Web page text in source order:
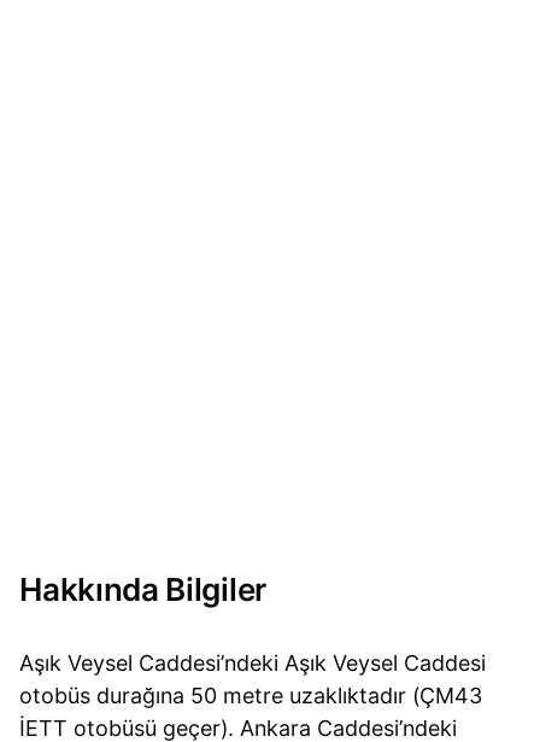
Hakkında Bilgiler
Aşık Veysel Caddesi’ndeki Aşık Veysel Caddesi
otobüs durağına 50 metre uzaklıktadır (ÇM43
İETT otobüsü geçer). Ankara Caddesi’ndeki